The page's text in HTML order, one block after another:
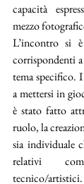
capacità
mezzo
L’incontro si
corrispondenti
tema specifico.
a mettersi in
è stato fatto
ruolo, la
sia individuale
relativi
tecnico/artistici.